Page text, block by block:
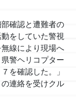
確認と遭難者の
をしていた警視
線により現場へ
警ヘリコプター
を確認した。」
連絡を受けクル